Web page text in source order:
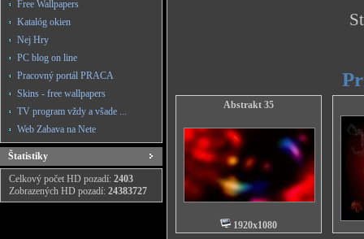
Free Wallpapers
Katalóg okien
Nej Hry
PC blog on line
Pracovný portál PRACA
Skins - free wallpapers
TV program vždy a všade ...
Web Zabava na Nete
Štatistiky
Celkový počet HD pozadí: 2403
Zobrazených HD pozadí: 24383727
Abstrakt 35
1920x1080